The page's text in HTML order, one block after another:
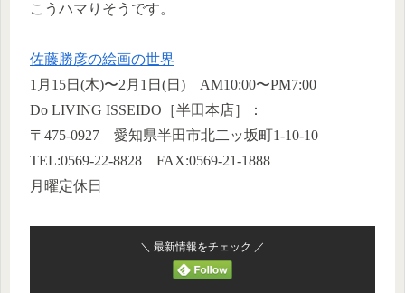
こうハマりそうです。
佐藤勝彦の絵画の世界
1月15日(木)〜2月1日(日) AM10:00〜PM7:00
Do LIVING ISSEIDO［半田本店］：
〒475-0927 愛知県半田市北二ッ坂町1-10-10
TEL:0569-22-8828 FAX:0569-21-1888
月曜定休日
＼ 最新情報をチェック ／